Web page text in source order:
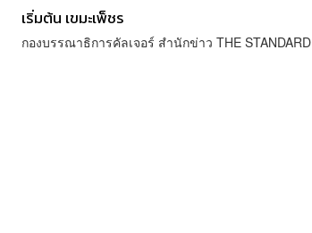
เริ่มต้น เขมะเพ็ชร
กองบรรณาธิการคัลเจอร์ สำนักข่าว THE STANDARD